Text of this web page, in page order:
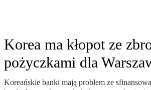
Korea ma kłopot ze
pożyczkami dla
Koreańskie banki mają problem ze